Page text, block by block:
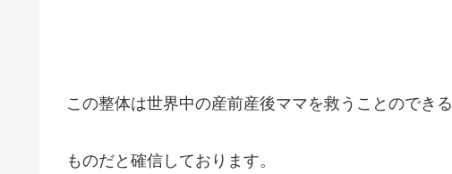
この整体は世界中の産前産後ママを救うことのできる
ものだと確信しております。